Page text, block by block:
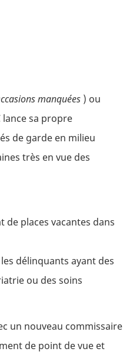
manquées ) ou
lance sa propre
de garde en milieu
très en vue des
places vacantes dans
délinquants ayant des
ou des soins
un nouveau commissaire
de point de vue et